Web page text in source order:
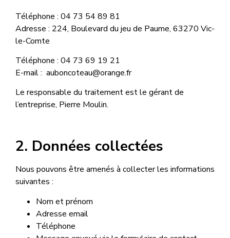
Téléphone : 04 73 54 89 81
Adresse : 224, Boulevard du jeu de Paume, 63270 Vic-
le-Comte
Téléphone : 04 73 69 19 21
E-mail : auboncoteau@orange.fr
Le responsable du traitement est le gérant de
l’entreprise, Pierre Moulin.
2. Données collectées
Nous pouvons être amenés à collecter les informations
suivantes :
Nom et prénom
Adresse email
Téléphone